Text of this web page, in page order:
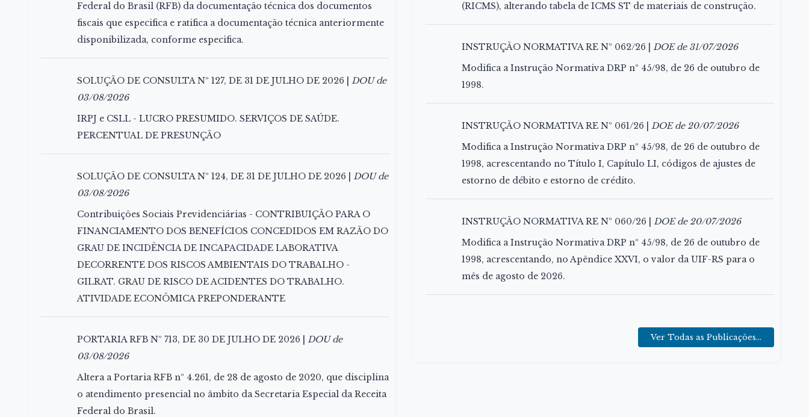
Federal do Brasil (RFB) da documentação técnica dos documentos
fiscais que especifica e ratifica a documentação técnica anteriormente
disponibilizada, conforme especifica.
SOLUÇÃO DE CONSULTA Nº 127, DE 31 DE JULHO DE 2026 | DOU de
03/08/2026
IRPJ e CSLL - LUCRO PRESUMIDO. SERVIÇOS DE SAÚDE.
PERCENTUAL DE PRESUNÇÃO
SOLUÇÃO DE CONSULTA Nº 124, DE 31 DE JULHO DE 2026 | DOU de
03/08/2026
Contribuições Sociais Previdenciárias - CONTRIBUIÇÃO PARA O
FINANCIAMENTO DOS BENEFÍCIOS CONCEDIDOS EM RAZÃO DO
GRAU DE INCIDÊNCIA DE INCAPACIDADE LABORATIVA
DECORRENTE DOS RISCOS AMBIENTAIS DO TRABALHO -
GILRAT. GRAU DE RISCO DE ACIDENTES DO TRABALHO.
ATIVIDADE ECONÔMICA PREPONDERANTE
PORTARIA RFB Nº 713, DE 30 DE JULHO DE 2026 | DOU de
03/08/2026
Altera a Portaria RFB nº 4.261, de 28 de agosto de 2020, que disciplina
o atendimento presencial no âmbito da Secretaria Especial da Receita
Federal do Brasil.
(RICMS), alterando tabela de ICMS ST de materiais de construção.
INSTRUÇÃO NORMATIVA RE Nº 062/26 | DOE de 31/07/2026
Modifica a Instrução Normativa DRP nº 45/98, de 26 de outubro de
1998.
INSTRUÇÃO NORMATIVA RE Nº 061/26 | DOE de 20/07/2026
Modifica a Instrução Normativa DRP nº 45/98, de 26 de outubro de
1998, acrescentando no Título I, Capítulo LI, códigos de ajustes de
estorno de débito e estorno de crédito.
INSTRUÇÃO NORMATIVA RE Nº 060/26 | DOE de 20/07/2026
Modifica a Instrução Normativa DRP nº 45/98, de 26 de outubro de
1998, acrescentando, no Apêndice XXVI, o valor da UIF-RS para o
mês de agosto de 2026.
Ver Todas as Publicações...